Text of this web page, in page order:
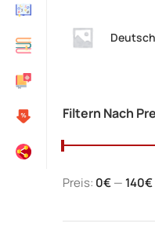
Deutsch
Filtern Nach
Preis: 0€— 140€